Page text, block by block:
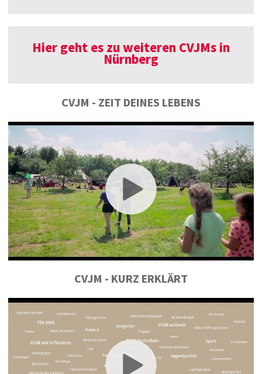
Hier geht es zu weiteren CVJMs in
Nürnberg
CVJM - ZEIT DEINES LEBENS
CVJM - KURZ ERKLÄRT